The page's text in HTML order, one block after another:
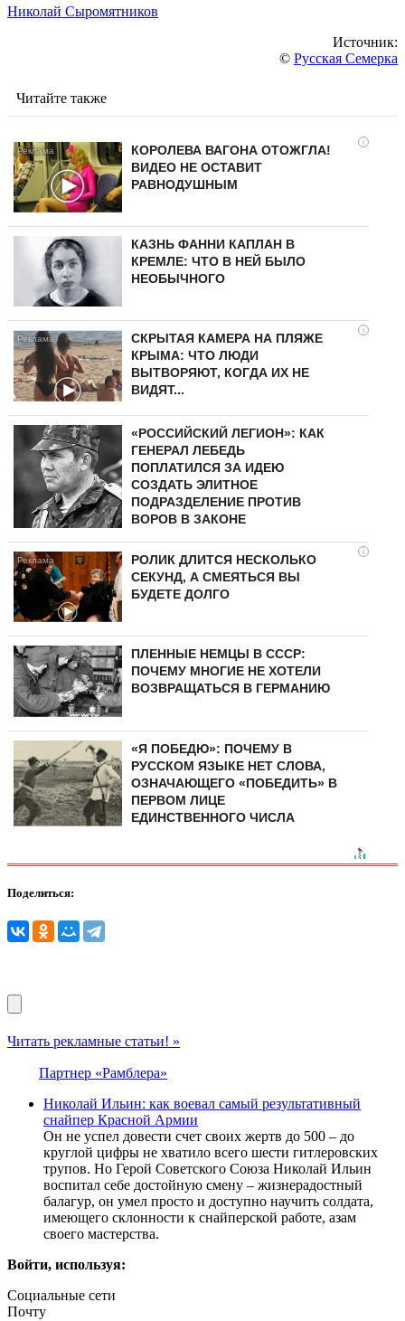
Николай Сыромятников
Источник:
© Русская Семерка
Читайте также
i
КОРОЛЕВА ВАГОНА ОТОЖГЛА!
ВИДЕО НЕ ОСТАВИТ
РАВНОДУШНЫМ
КАЗНЬ ФАННИ КАПЛАН В
КРЕМЛЕ: ЧТО В НЕЙ БЫЛО
НЕОБЫЧНОГО
i
СКРЫТАЯ КАМЕРА НА ПЛЯЖЕ
КРЫМА: ЧТО ЛЮДИ
ВЫТВОРЯЮТ, КОГДА ИХ НЕ
ВИДЯТ...
«РОССИЙСКИЙ ЛЕГИОН»: КАК
ГЕНЕРАЛ ЛЕБЕДЬ
ПОПЛАТИЛСЯ ЗА ИДЕЮ
СОЗДАТЬ ЭЛИТНОЕ
ПОДРАЗДЕЛЕНИЕ ПРОТИВ
ВОРОВ В ЗАКОНЕ
i
РОЛИК ДЛИТСЯ НЕСКОЛЬКО
СЕКУНД, А СМЕЯТЬСЯ ВЫ
БУДЕТЕ ДОЛГО
ПЛЕННЫЕ НЕМЦЫ В СССР:
ПОЧЕМУ МНОГИЕ НЕ ХОТЕЛИ
ВОЗВРАЩАТЬСЯ В ГЕРМАНИЮ
«Я ПОБЕДЮ»: ПОЧЕМУ В
РУССКОМ ЯЗЫКЕ НЕТ СЛОВА,
ОЗНАЧАЮЩЕГО «ПОБЕДИТЬ» В
ПЕРВОМ ЛИЦЕ
ЕДИНСТВЕННОГО ЧИСЛА
Поделиться:
Читать рекламные статьи! »
Партнер «Рамблера»
Николай Ильин: как воевал самый результативный
снайпер Красной Армии
Он не успел довести счет своих жертв до 500 – до
круглой цифры не хватило всего шести гитлеровских
трупов. Но Герой Советского Союза Николай Ильин
воспитал себе достойную смену – жизнерадостный
балагур, он умел просто и доступно научить солдата,
имеющего склонности к снайперской работе, азам
своего мастерства.
Войти, используя:
Социальные сети
Почту